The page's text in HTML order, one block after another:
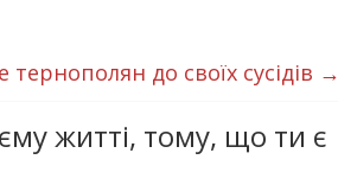
до своїх сусідів →
житті, тому, що ти є